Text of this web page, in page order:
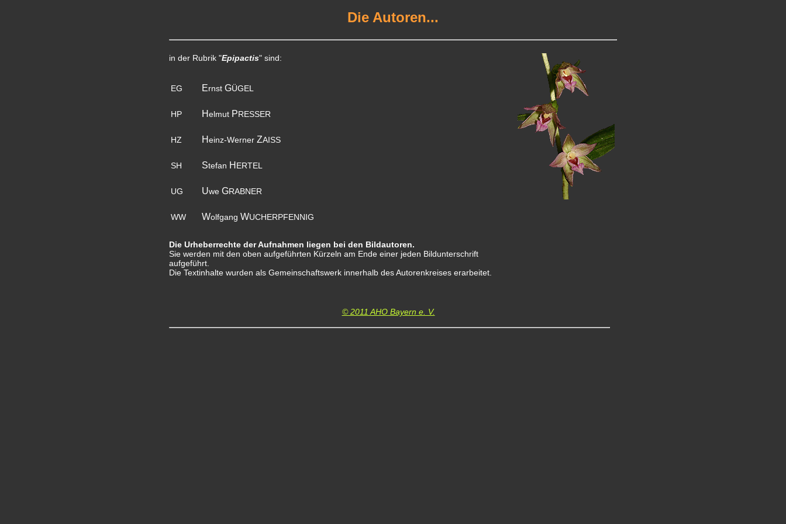
Die Autoren...
in der Rubrik "Epipactis" sind:
EG Ernst GÜGEL
HP Helmut PRESSER
HZ Heinz-Werner ZAISS
SH Stefan H ERTEL
UG Uwe GRABNER
WW Wolfgang WUCHERPFENNIG
Die Urheberrechte der Aufnahmen liegen bei den Bildautoren.
Sie werden mit den oben aufgeführten Kürzeln am Ende einer jeden Bildunterschrift
aufgeführt.
Die Textinhalte wurden als Gemeinschaftswerk innerhalb des Autorenkreises erarbeitet.
© 2011 AHO Bayern e. V.